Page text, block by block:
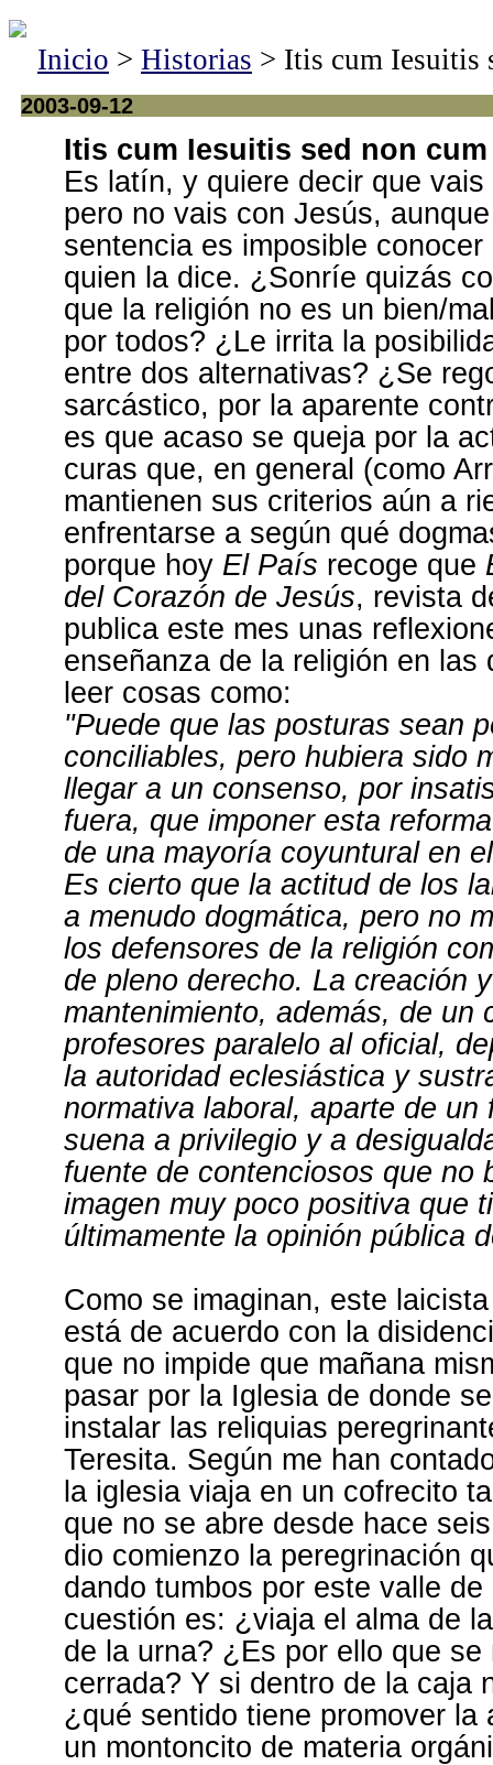
Inicio > Historias > Itis cum Iesuitis
2003-09-12
Itis cum Iesuitis sed non
Es latín, y quiere decir que
pero no vais con Jesús,
sentencia es imposible conocer
quien la dice. ¿Sonríe quizás
que la religión no es un bien/
por todos? ¿Le irrita la
entre dos alternativas? ¿Se
sarcástico, por la aparente
es que acaso se queja por la
curas que, en general (como
mantienen sus criterios aún a
enfrentarse a según qué
porque hoy El País recoge que
del Corazón de Jesús, revista
publica este mes unas
enseñanza de la religión en las
leer cosas como:
"Puede que las posturas sean
conciliables, pero hubiera sido
llegar a un consenso, por
fuera, que imponer esta
de una mayoría coyuntural en el
Es cierto que la actitud de los
a menudo dogmática, pero no
los defensores de la religión
de pleno derecho. La creación y
mantenimiento, además, de un
profesores paralelo al oficial,
la autoridad eclesiástica y
normativa laboral, aparte de un
suena a privilegio y a
fuente de contenciosos que no
imagen muy poco positiva que
últimamente la opinión pública
Como se imaginan, este
está de acuerdo con la
que no impide que mañana
pasar por la Iglesia de donde
instalar las reliquias
Teresita. Según me han
la iglesia viaja en un cofrecito
que no se abre desde hace
dio comienzo la peregrinación
dando tumbos por este valle de
cuestión es: ¿viaja el alma de
de la urna? ¿Es por ello que se
cerrada? Y si dentro de la caja
¿qué sentido tiene promover la
un montoncito de materia